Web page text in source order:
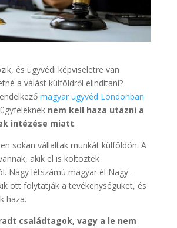
és ügyvédi képviseletre van
a válást külföldről elindítani?
magyar ügyvéd Londonban
nem kell haza utazni a
intézése miatt.
sokan vállaltak munkát külföldön. A
akik el is költöztek
Nagy létszámú magyar él Nagy-
ott folytatják a tevékenységüket, és
haza.
családtagok, vagy a le nem